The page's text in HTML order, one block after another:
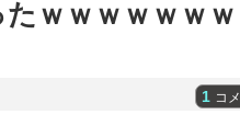
ｗｗｗｗｗｗｗ
1 コメ